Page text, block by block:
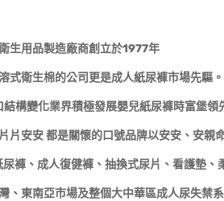
生用品製造廠商創立於1977年
式衛生棉的公司更是成人紙尿褲市場先驅。
構變化業界積極發展嬰兒紙尿褲時富堡領
片安安 都是關懷的口號品牌以安安、安親
褲、成人復健褲、抽換式尿片、看護墊、
、東南亞市場及整個大中華區成人尿失禁